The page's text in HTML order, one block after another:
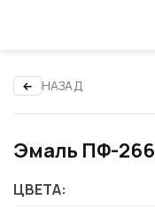
НАЗАД
Эмаль ПФ-266
ЦВЕТА: